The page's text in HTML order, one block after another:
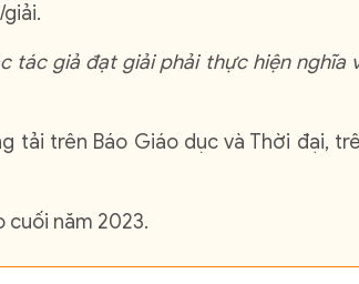
tác giả đạt giải phải thực hiện nghĩa
tải trên Báo Giáo dục và Thời đại,
năm 2023.